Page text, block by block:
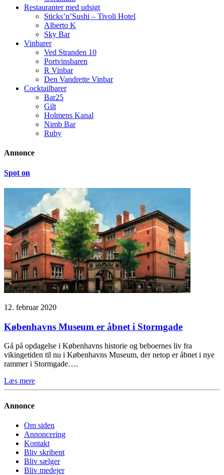
Restauranter med udsigt
Sticks’n’Sushi – Tivoli Hotel
Alberto K
Sky Bar
Vinbarer
Ved Stranden 10
Portvinsbaren
R Vinbar
Den Vandrette Vinbar
Cocktailbarer
Bar25
Gilt
Holmens Kanal
Nimb Bar
Ruby
Annonce
Spot on
12. februar 2020
Københavns Museum er åbnet i Stormgade
Gå på opdagelse i Københavns historie og beboernes liv fra
vikingetiden til nu i Københavns Museum, der netop er åbnet i nye
rammer i Stormgade….
Læs mere
Annonce
Om siden
Annoncering
Kontakt
Bliv skribent
Bliv sælger
Bliv medejer